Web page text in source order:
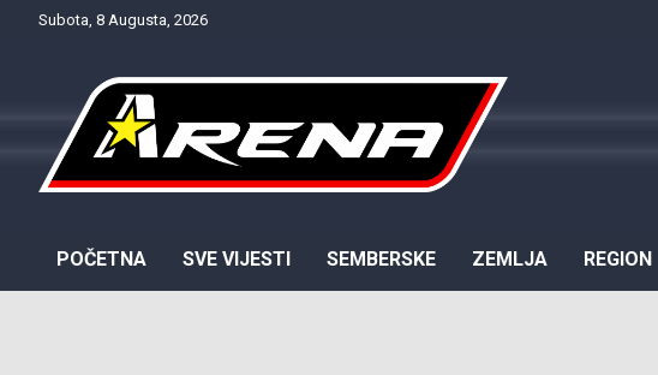
Subota, 8 Augusta, 2026
POČETNA SVE VIJESTI SEMBERSKE ZEMLJA REGION